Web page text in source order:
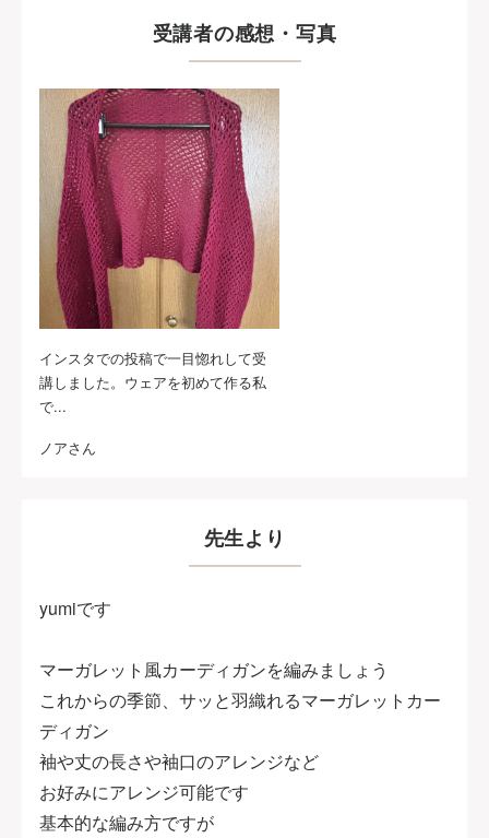
受講者の感想・写真
インスタでの投稿で一目惚れして受
講しました。ウェアを初めて作る私
で...
ノアさん
先生より
yumiです
マーガレット風カーディガンを編みましょう
これからの季節、サッと羽織れるマーガレットカー
ディガン
袖や丈の長さや袖口のアレンジなど
お好みにアレンジ可能です
基本的な編み方ですが